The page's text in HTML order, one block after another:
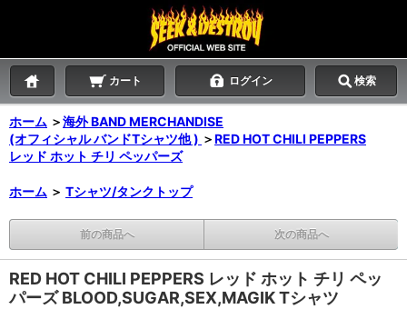
カート ログイン 検索
ホーム ＞海外 BAND MERCHANDISE
(オフィシャル バンドTシャツ他 ) ＞RED HOT CHILI PEPPERS
レッド ホット チリ ペッパーズ
ホーム ＞ Tシャツ/タンクトップ
前の商品へ 次の商品へ
RED HOT CHILI PEPPERS レッド ホット チリ ペッ
パーズ BLOOD,SUGAR,SEX,MAGIK Tシャツ